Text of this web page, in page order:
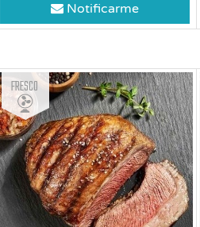
Notificarme
Fresco